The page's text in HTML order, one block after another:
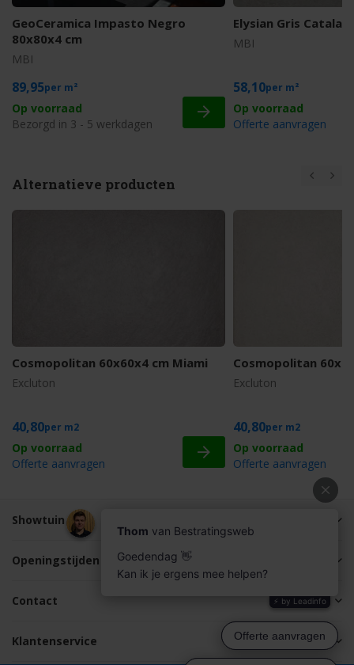
GeoCeramica Impasto Negro
80x80x4 cm
MBI
89,95 m²
Op voorraad
Bezorgd in 3 - 5 werkdagen
Elysian Gris
MBI
58,10 m²
Offerte aanvragen
Alternatieve producten
Cosmopolitan 60x60x4 cm Miami
Excluton
40,80 m2
Offerte aanvragen
Cosmopolitan
Excluton
40,80 m2
Offerte aanvragen
Showtuin
Openingstijden
Contact
Klantenservice